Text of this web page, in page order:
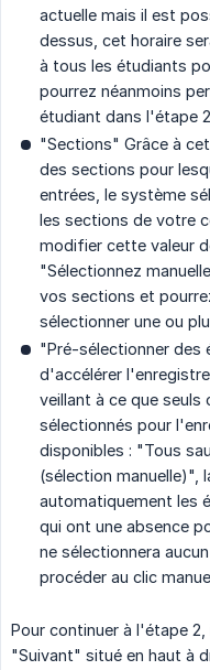
actuelle mais il est
dessus, cet horaire
à tous les étudiants
pourrez néanmoins
étudiant dans l'étape
"Sections" Grâce à
des sections pour
entrées, le système
les sections de votre
modifier cette valeur
"Sélectionnez
vos sections et
sélectionner une ou
"Pré-sélectionner
d'accélérer
veillant à ce que
sélectionnés pour
disponibles : "Tous
(sélection manuelle)",
automatiquement les
qui ont une absence
ne sélectionnera
procéder au clic
Pour continuer à l'étape
"Suivant" situé en haut à